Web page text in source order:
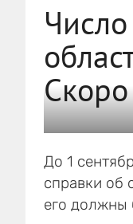
До 1
справки об
его должны